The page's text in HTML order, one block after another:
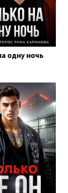
одну ночь